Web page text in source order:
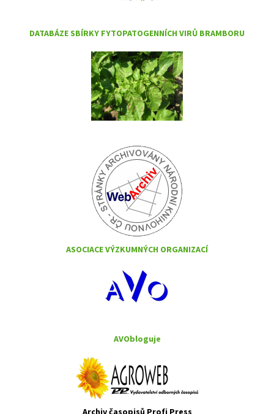
DATABÁZE SBÍRKY FYTOPATOGENNÍCH VIRŮ BRAMBORU
ASOCIACE VÝZKUMNÝCH ORGANIZACÍ
AVObloguje
Archiv časopisů Profi Press